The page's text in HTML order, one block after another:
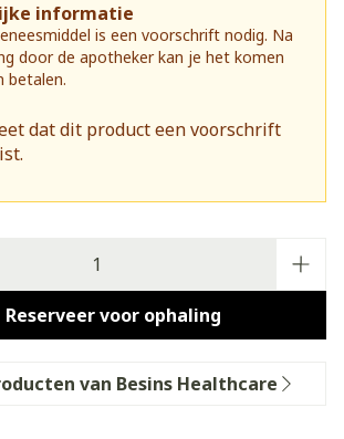
informatie
is een voorschrift nodig. Na
door de apotheker kan je het komen
betalen.
dat dit product een voorschrift
Reserveervoor ophaling
van Besins Healthcare